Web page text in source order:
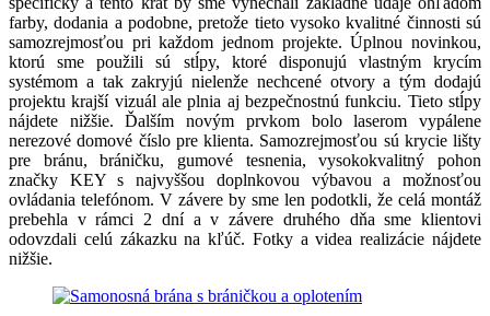
farby, dodania a podobne, pretože tieto vysoko kvalitné činnosti sú
samozrejmosťou pri každom jednom projekte. Úplnou novinkou,
ktorú sme použili sú stĺpy, ktoré disponujú vlastným krycím
systémom a tak zakryjú nielenže nechcené otvory a tým dodajú
projektu krajší vizuál ale plnia aj bezpečnostnú funkciu. Tieto stĺpy
nájdete nižšie. Ďalším novým prvkom bolo laserom vypálene
nerezové domové číslo pre klienta. Samozrejmosťou sú krycie lišty
pre bránu, bráničku, gumové tesnenia, vysokokvalitný pohon
značky KEY s najvyššou doplnkovou výbavou a možnosťou
ovládania telefónom. V závere by sme len podotkli, že celá montáž
prebehla v rámci 2 dní a v závere druhého dňa sme klientovi
odovzdali celú zákazku na kľúč. Fotky a videa realizácie nájdete
nižšie.